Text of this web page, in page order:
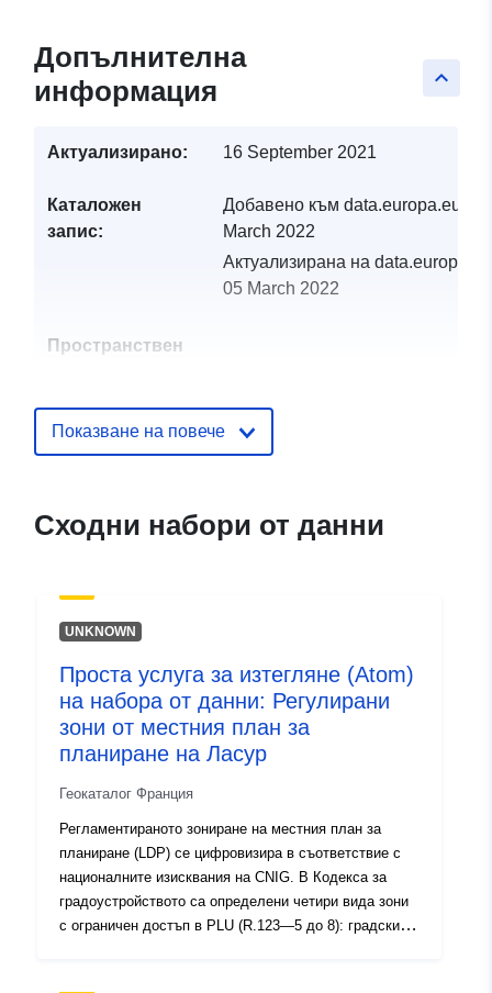
keyboard_arrow_up
Допълнителна
информация
Актуализирано: 16 September 2021
Каталожен
запис:
Добавено към data.europa.eu:
March 2022
Актуализирана на
05 March 2022
Пространствен
Идентификатор
и:
http://catalogue.geo-
ide.developpement-
e1f5-4419-b959-
4218-b086-d35a87cdada0
Тип:
Ресурси:
http://inspire.ec.europa.eu/
codelist/SpatialDataServiceType/
Показване на повече
Сходни набори от данни
UNKNOWN
Проста услуга за изтегляне (Atom)
на набора от данни: Регулирани
зони от местния план за
планиране на Ласур
Геокаталог Франция
Регламентираното зониране на местния план за
планиране (LDP) се цифровизира в съответствие с
националните изисквания на CNIG. В Кодекса за
градоустройството са определени четири вида зони
с ограничен достъп в PLU (R.123—5 до 8): градски